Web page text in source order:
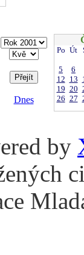
Dnes
Po Út
5
6
12 13
19 20
26 27
by